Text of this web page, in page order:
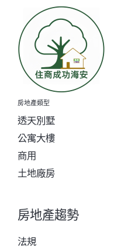
房地產類型
透天別墅
公寓大樓
商用
土地廠房
房地產趨勢
法規